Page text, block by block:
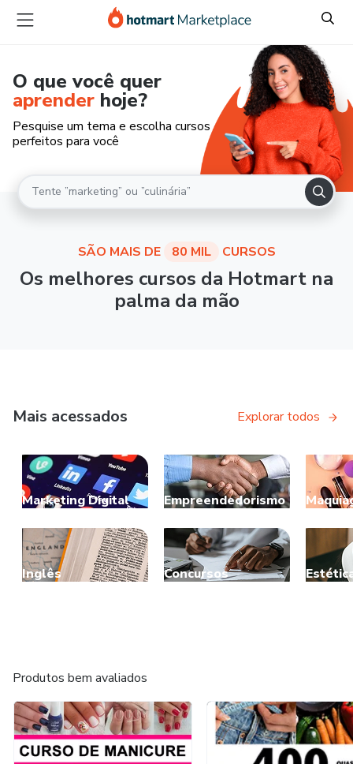
O que você quer
aprender hoje?
Pesquise um tema e escolha cursos
perfeitos para você
SÃO MAIS DE 80 MIL CURSOS
Os melhores cursos da Hotmart na
palma da mão
Mais acessados Explorar todos
Marketing Digital Empreendedorismo
Inglês Concursos
Produtos bem avaliados